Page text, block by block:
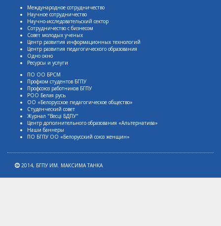
Международное сотрудничество
Научное сотрудничество
Научно-исследовательский сектор
Сотрудничество с бизнесом
Совет молодых ученых
Центр развития информационных технологий
Центр развития педагогического образования
Одно окно
Ресурсы и услуги
ПО ОО БРСМ
Профком студентов БГПУ
Профсоюз работников БГПУ
РОО Белая русь
ОО «Белорусское педагогическое общество»
Студенческий совет
Журнал "Весцi БДПУ"
Центр дополнительного образования «Альтернатива»
Наши баннеры
ПО БГПУ ОО «Белорусский союз женщин»
2014, БГПУ ИМ. МАКСИМА ТАНКА